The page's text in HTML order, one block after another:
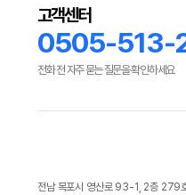
고객센터
0505-513-
전화 전 자주 묻는 질문을 확인하세요
전남 목포시 영산로 93-1, 2층 279